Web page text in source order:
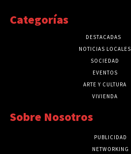
Categorías
DESTACADAS
NOTICIAS LOCALES
SOCIEDAD
EVENTOS
ARTE Y CULTURA
VIVIENDA
Sobre Nosotros
PUBLICIDAD
NETWORKING